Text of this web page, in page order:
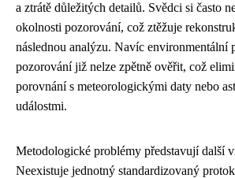
a ztrátě důležitých detailů. Svědci si často
okolnosti pozorování, což ztěžuje
následnou analýzu. Navíc environmentální
pozorování již nelze zpětně ověřit, což
porovnání s meteorologickými daty nebo
událostmi.
Metodologické problémy představují další
Neexistuje jednotný standardizovaný